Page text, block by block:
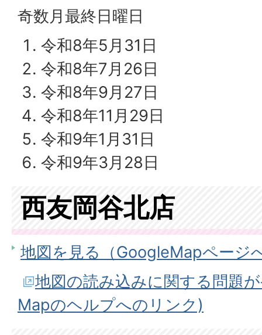
奇数月最終日曜日
令和8年5月31日
令和8年7月26日
令和8年9月27日
令和8年11月29日
令和9年1月31日
令和9年3月28日
西友岡谷北店
地図を見る（GoogleMapページ
地図の読み込みに関する問題
Mapのヘルプへのリンク)